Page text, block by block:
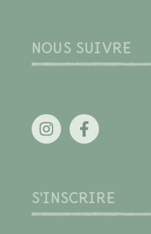
NOUS SUIVRE
S'INSCRIRE